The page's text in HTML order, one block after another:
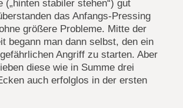
(„hinten stabiler stehen“) gut
das Anfangs-Pressing
größere Probleme. Mitte der
begann man dann selbst, den ein
Angriff zu starten. Aber
diese wie in Summe drei
auch erfolglos in der ersten